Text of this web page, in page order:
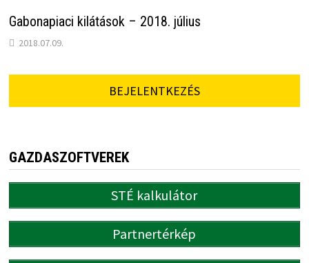
Gabonapiaci kilátások – 2018. július
2018.07.09.
BEJELENTKEZÉS
GAZDASZOFTVEREK
STÉ kalkulátor
Partnertérkép